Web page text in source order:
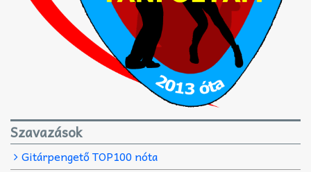
Szavazások
Gitárpengető TOP100 nóta